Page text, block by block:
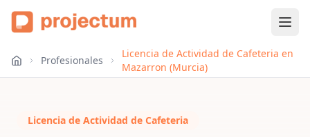
Profesionales
Licencia de Actividad de Cafeteria en
Mazarron (Murcia)
Licencia de Actividad de Cafeteria